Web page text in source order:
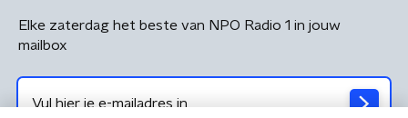
Elke zaterdag het beste van NPO Radio 1 in jouw
mailbox